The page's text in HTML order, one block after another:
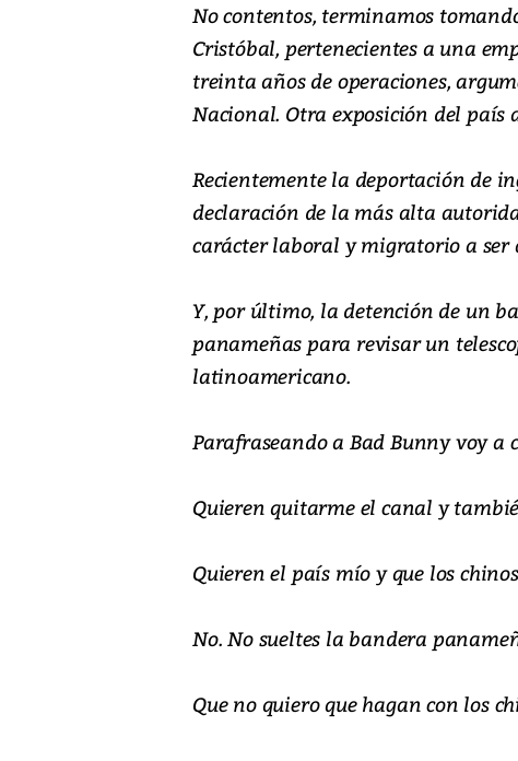
No contentos, terminamos
Cristóbal, pertenecientes a una
treinta años de operaciones,
Nacional. Otra exposición del
Recientemente la deportación de
declaración de la más alta
carácter laboral y migratorio a ser
Y, por último, la detención de un
panameñas para revisar un
latinoamericano.
Parafraseando a Bad Bunny voy a
Quieren quitarme el canal y
Quieren el país mío y que los
No. No sueltes la bandera
Que no quiero que hagan con los